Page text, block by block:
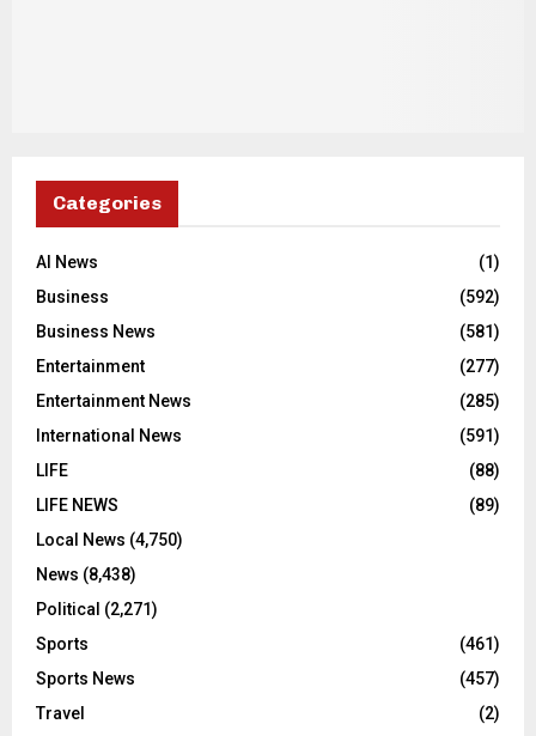
Categories
AI News
(1)
Business
(592)
Business News
(581)
Entertainment
(277)
Entertainment News
(285)
International News
(591)
LIFE
(88)
LIFE NEWS
(89)
Local News (4,750)
News (8,438)
Political (2,271)
Sports
(461)
Sports News
(457)
Travel
(2)